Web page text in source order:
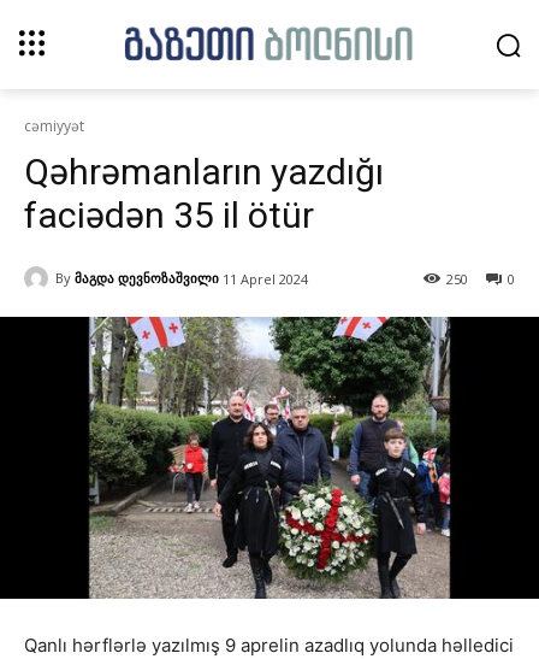
cəmiyyət
Qəhrəmanların yazdığı
faciədən 35 il ötür
By მაგდა დევნოზაშვილი 11 Aprel 2024 0
250
Qanlı hərflərlə yazılmış 9 aprelin azadlıq yolunda həlledici